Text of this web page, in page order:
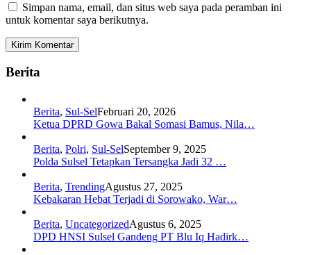
Simpan nama, email, dan situs web saya pada peramban ini
untuk komentar saya berikutnya.
Berita
Berita, Sul-SelFebruari 20, 2026
Ketua DPRD Gowa Bakal Somasi Bamus, Nila…
Berita, Polri, Sul-SelSeptember 9, 2025
Polda Sulsel Tetapkan Tersangka Jadi 32 …
Berita, TrendingAgustus 27, 2025
Kebakaran Hebat Terjadi di Sorowako, War…
Berita, UncategorizedAgustus 6, 2025
DPD HNSI Sulsel Gandeng PT Blu Iq Hadirk…